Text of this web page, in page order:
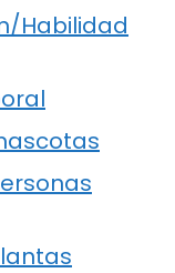
Habilidad